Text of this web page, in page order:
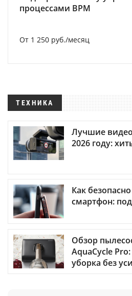
процессами BPM
От 1 250 руб./месяц
ТЕХНИКА
Лучшие
2026 году:
Как
смартфон:
Обзор
AquaCycle
уборка без